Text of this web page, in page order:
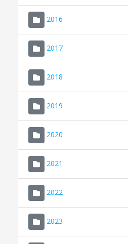
2016
2017
2018
2019
2020
2021
2022
2023